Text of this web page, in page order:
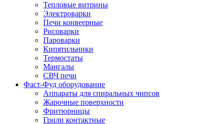
Тепловые витрины
Электроварки
Печи конвеерные
Рисоварки
Пароварки
Кипятильники
Термостаты
Мангалы
СВЧ печи
Фаст-Фуд оборудование
Аппараты для спиральных чипсов
Жарочные поверхности
Фритюрницы
Грили контактные